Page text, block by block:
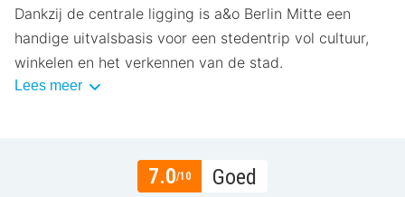
Dankzij de centrale ligging is a&o Berlin Mitte een
handige uitvalsbasis voor een stedentrip vol cultuur,
winkelen en het verkennen van de stad.
Lees meer
7.0/10 Goed